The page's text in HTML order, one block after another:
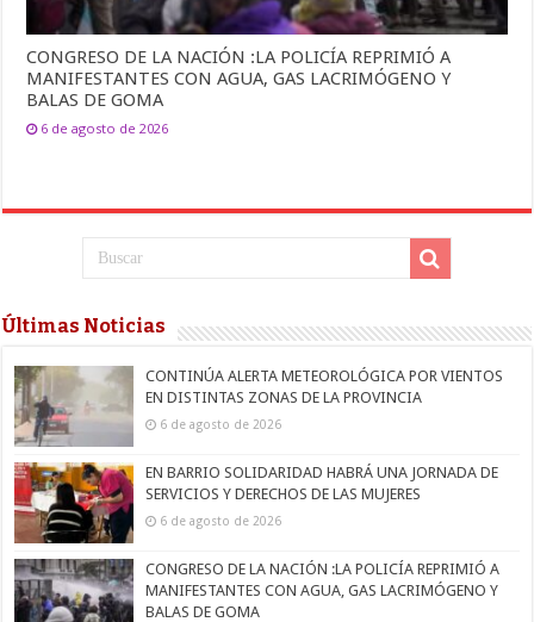
CONGRESO DE LA NACIÓN :LA POLICÍA REPRIMIÓ A
MANIFESTANTES CON AGUA, GAS LACRIMÓGENO Y
BALAS DE GOMA
6 de agosto de 2026
Últimas Noticias
CONTINÚA ALERTA METEOROLÓGICA POR VIENTOS
EN DISTINTAS ZONAS DE LA PROVINCIA
6 de agosto de 2026
EN BARRIO SOLIDARIDAD HABRÁ UNA JORNADA DE
SERVICIOS Y DERECHOS DE LAS MUJERES
6 de agosto de 2026
CONGRESO DE LA NACIÓN :LA POLICÍA REPRIMIÓ A
MANIFESTANTES CON AGUA, GAS LACRIMÓGENO Y
BALAS DE GOMA